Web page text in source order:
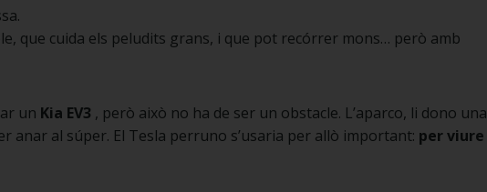
que cuida els peludits grans, i que pot recórrer mons… però amb
un Kia EV3 , però això no ha de ser un obstacle. L’aparco, li dono una
anar al súper. El Tesla perruno s’usaria per allò important: per viure